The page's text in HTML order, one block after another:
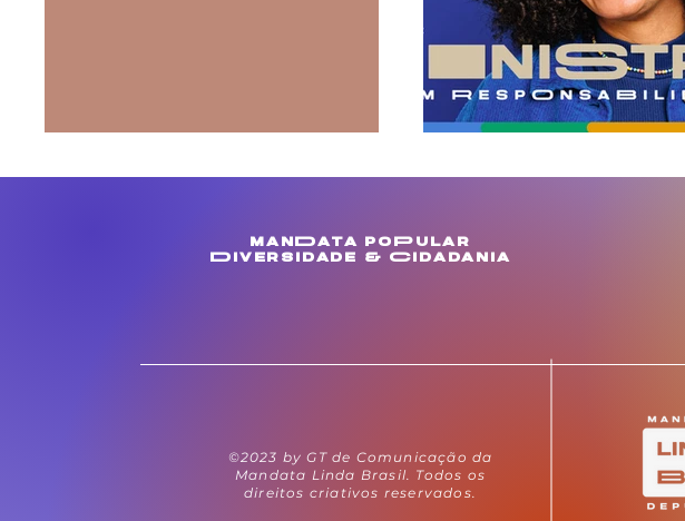
manData poPular
Diversidade & Cidadania
©2023 by GT de Comunicação da
Mandata Linda Brasil. Todos os
direitos criativos reservados.